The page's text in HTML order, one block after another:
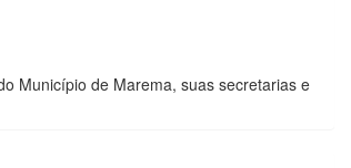
Município de Marema, suas secretarias e